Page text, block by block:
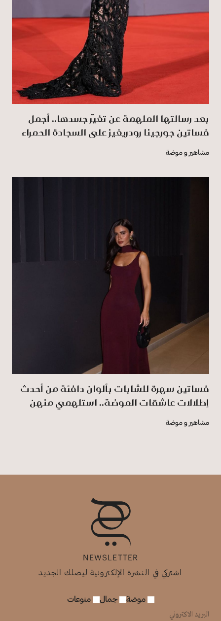
بعد رسالتها الملهمة عن تغيّر جسدها.. أجمل
فساتين جورجينا رودريغيز على السجادة الحمراء
مشاهير و موضة
فساتين سهرة للشابات بألوان دافئة من أحدث
إطلالات عاشقات الموضة.. استلهمي منهن
مشاهير و موضة
NEWSLETTER
اشتركي في النشرة الإلكترونية ليصلك الجديد
موضة جمال منوعات